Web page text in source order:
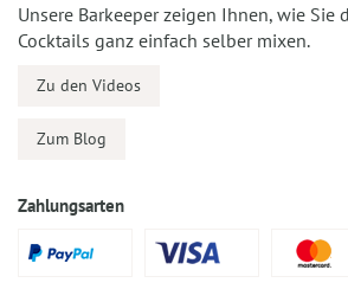
Unsere Barkeeper zeigen Ihnen, wie Sie
Cocktails ganz einfach selber mixen.
Zu den Videos
Zum Blog
Zahlungsarten